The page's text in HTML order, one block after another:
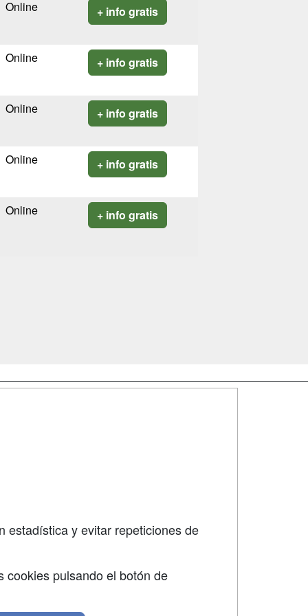
Online + info gratis
Online + info gratis
Online + info gratis
Online + info gratis
Online + info gratis
estadística y evitar repeticiones de
cookies pulsando el botón de